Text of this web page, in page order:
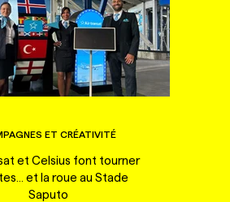
ET CRÉATIVITÉ
et Celsius font tourner
et la roue au Stade
Saputo